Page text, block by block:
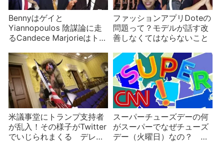
Bennyはゲイと
Yiannopoulos 陰謀論に走
るCandece Marjorieはトラ
はジャーナリストを粘着攻
撃
ファッションアプリDoteの
問題って？モデルが話す改
善しなくてはならないこと
米議事堂にトランプ支持者
が乱入！その様子がTwitter
でいじられまくる デレ
スーパーチューズデーの何
がスーパーでなぜチューズ
デー（火曜日）なの？ ア